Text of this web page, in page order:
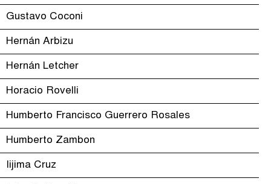
Gustavo Coconi
Hernán Arbizu
Hernán Letcher
Horacio Rovelli
Humberto Francisco Guerrero Rosales
Humberto Zambon
Iijima Cruz